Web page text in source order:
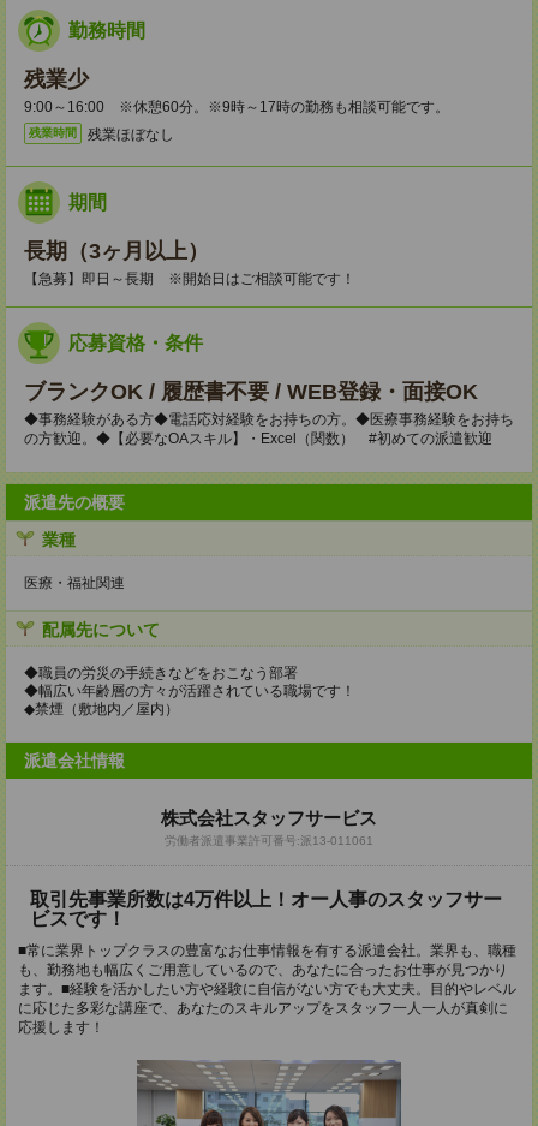
勤務時間
残業少
9:00～16:00 ※休憩60分。※9時～17時の勤務も相談可能です。
残業時間 残業ほぼなし
期間
長期（3ヶ月以上）
【急募】即日～長期 ※開始日はご相談可能です！
応募資格・条件
ブランクOK / 履歴書不要 / WEB登録・面接OK
◆事務経験がある方◆電話応対経験をお持ちの方。◆医療事務経験をお持ち
の方歓迎。◆【必要なOAスキル】・Excel（関数） #初めての派遣歓迎
派遣先の概要
業種
医療・福祉関連
配属先について
◆職員の労災の手続きなどをおこなう部署
◆幅広い年齢層の方々が活躍されている職場です！
◆禁煙（敷地内／屋内）
派遣会社情報
株式会社スタッフサービス
労働者派遣事業許可番号:派13-011061
取引先事業所数は4万件以上！オー人事のスタッフサー
ビスです！
■常に業界トップクラスの豊富なお仕事情報を有する派遣会社。業界も、職種
も、勤務地も幅広くご用意しているので、あなたに合ったお仕事が見つかり
ます。■経験を活かしたい方や経験に自信がない方でも大丈夫。目的やレベル
に応じた多彩な講座で、あなたのスキルアップをスタッフ一人一人が真剣に
応援します！